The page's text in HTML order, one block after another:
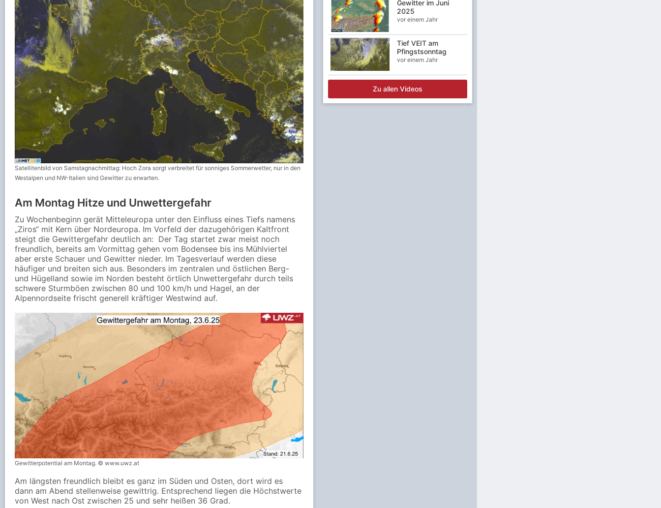
Satellitenbild von Samstagnachmittag: Hoch Zora sorgt verbreitet für sonniges Sommerwetter, nur in den
Westalpen und NW-Italien sind Gewitter zu erwarten.
Am Montag Hitze und Unwettergefahr
Zu Wochenbeginn gerät Mitteleuropa unter den Einfluss eines Tiefs namens
„Ziros“ mit Kern über Nordeuropa. Im Vorfeld der dazugehörigen Kaltfront
steigt die Gewittergefahr deutlich an: Der Tag startet zwar meist noch
freundlich, bereits am Vormittag gehen vom Bodensee bis ins Mühlviertel
aber erste Schauer und Gewitter nieder. Im Tagesverlauf werden diese
häufiger und breiten sich aus. Besonders im zentralen und östlichen Berg-
und Hügelland sowie im Norden besteht örtlich Unwettergefahr durch teils
schwere Sturmböen zwischen 80 und 100 km/h und Hagel, an der
Alpennordseite frischt generell kräftiger Westwind auf.
Gewitterpotential am Montag. © www.uwz.at
Am längsten freundlich bleibt es ganz im Süden und Osten, dort wird es
dann am Abend stellenweise gewittrig. Entsprechend liegen die Höchstwerte
von West nach Ost zwischen 25 und sehr heißen 36 Grad.
Gewitter im Juni
2025
vor einem Jahr
Tief VEIT am
Pfingstsonntag
vor einem Jahr
Zu allen Videos